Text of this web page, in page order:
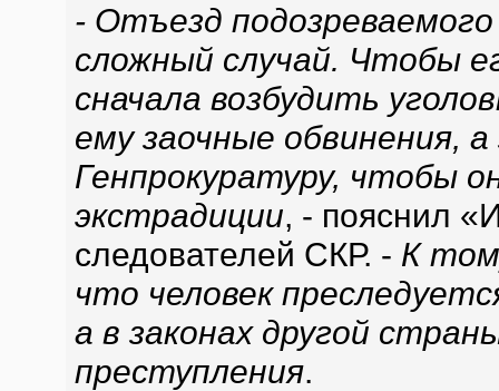
- Отъезд подозреваемого
сложный случай. Чтобы
сначала возбудить
ему заочные обвинения,
Генпрокуратуру, чтобы
экстрадиции, - пояснил
следователей СКР. - К
что человек
а в законах другой
преступления.